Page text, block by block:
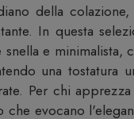
della
In questa
e
una tostatura
Per chi
evocano